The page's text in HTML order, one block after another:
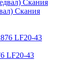
Скания
LF20-43